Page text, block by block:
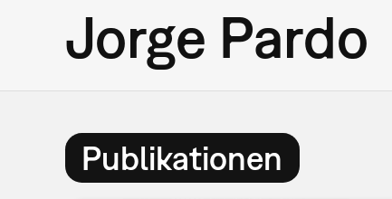
Jorge Pardo
Publikationen